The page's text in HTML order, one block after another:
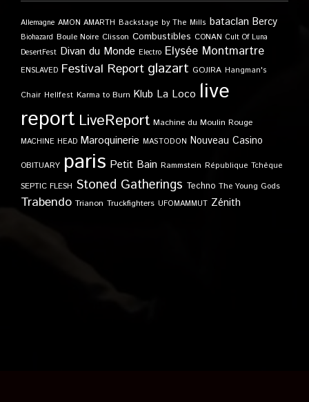
Allemagne AMON AMARTH Backstage by The Mills bataclan Bercy
Biohazard Boule Noire Clisson Combustibles CONAN Cult Of Luna
DesertFest Divan du Monde Electro Elysée Montmartre
ENSLAVED Festival Report glazart GOJIRA Hangman's
Chair Hellfest Karma to Burn Klub La Loco live
report LiveReport Machine du Moulin Rouge
MACHINE HEAD Maroquinerie MASTODON Nouveau Casino
OBITUARY paris Petit Bain Rammstein République Tchèque
SEPTIC FLESH Stoned Gatherings Techno The Young Gods
Trabendo Trianon Truckfighters UFOMAMMUT Zénith